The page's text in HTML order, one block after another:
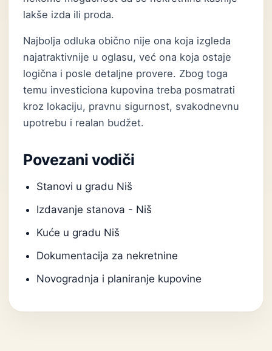
lakše izda ili proda.
Najbolja odluka obično nije ona koja izgleda
najatraktivnije u oglasu, već ona koja ostaje
logična i posle detaljne provere. Zbog toga
temu investiciona kupovina treba posmatrati
kroz lokaciju, pravnu sigurnost, svakodnevnu
upotrebu i realan budžet.
Povezani vodiči
Stanovi u gradu Niš
Izdavanje stanova - Niš
Kuće u gradu Niš
Dokumentacija za nekretnine
Novogradnja i planiranje kupovine